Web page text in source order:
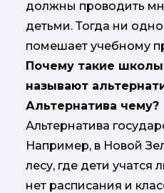
должны проводить
детьми. Тогда ни
помешает учебному
Почему такие школы
называют
Альтернатива чему?
Альтернатива
Например, в Новой
лесу, где дети учатся
нет расписания и